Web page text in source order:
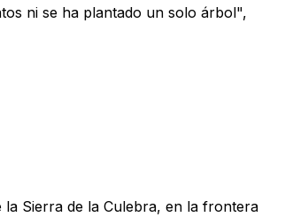
ni se ha plantado un solo árbol",
Sierra de la Culebra, en la frontera